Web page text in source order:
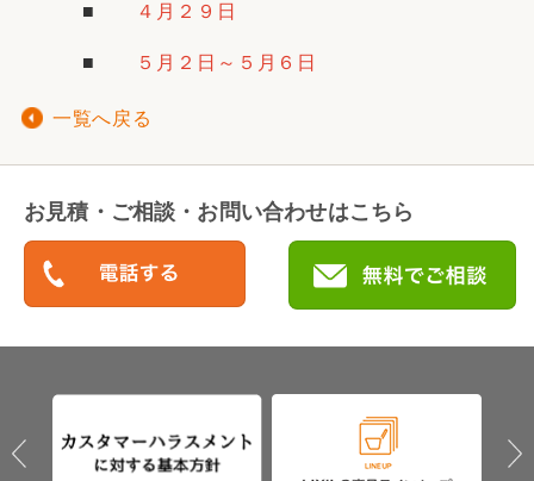
■ ４月２９日
■ ５月２日～５月６日
一覧へ戻る
お見積・ご相談・お問い合わせはこちら